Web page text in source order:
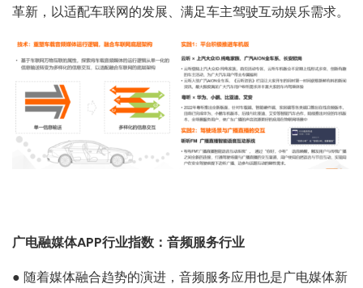
革新，以适配车联网的发展、满足车主驾驶互动娱乐需求。
广电融媒体APP行业指数：音频服务行业
● 随着媒体融合趋势的演进，音频服务应用也是广电媒体新